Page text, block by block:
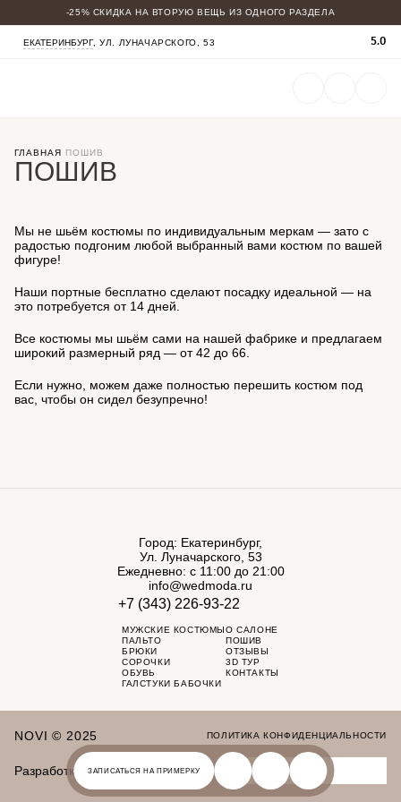
-25% СКИДКА НА ВТОРУЮ ВЕЩЬ ИЗ ОДНОГО РАЗДЕЛА
ЕКАТЕРИНБУРГ, УЛ. ЛУНАЧАРСКОГО, 53 5.0
ГЛАВНАЯ ПОШИВ
ПОШИВ
Мы не шьём костюмы по индивидуальным меркам — зато с
радостью подгоним любой выбранный вами костюм по вашей
фигуре!
Наши портные бесплатно сделают посадку идеальной — на
это потребуется от 14 дней.
Все костюмы мы шьём сами на нашей фабрике и предлагаем
широкий размерный ряд — от 42 до 66.
Если нужно, можем даже полностью перешить костюм под
вас, чтобы он сидел безупречно!
Город: Екатеринбург,
Ул. Луначарского, 53
Ежедневно: с 11:00 до 21:00
info@wedmoda.ru
+7 (343) 226-93-22
МУЖСКИЕ КОСТЮМЫ
ПАЛЬТО
БРЮКИ
СОРОЧКИ
ОБУВЬ
ГАЛСТУКИ БАБОЧКИ
О САЛОНЕ
ПОШИВ
ОТЗЫВЫ
3D ТУР
КОНТАКТЫ
NOVI © 2025 ПОЛИТИКА КОНФИДЕНЦИАЛЬНОСТИ
Разработка сайта:
КАТАЛОГ
МУЖСКИЕ КОСТЮМЫ
ГАЛСТУКИ БАБОЧКИ
ЗАПИСАТЬСЯ НА ПРИМЕРКУ